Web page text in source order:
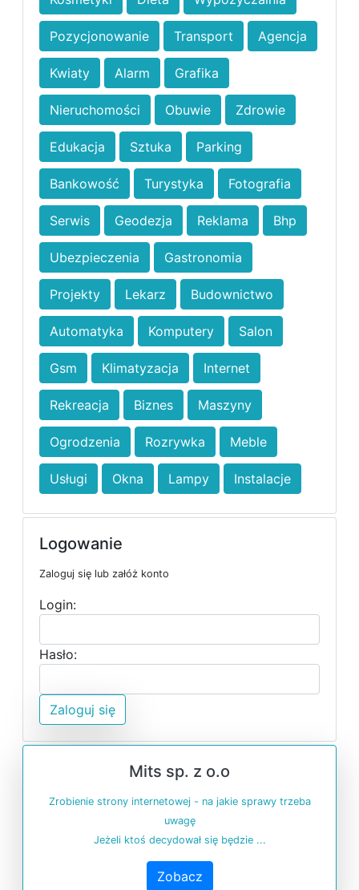
Pozycjonowanie Transport Agencja
Kwiaty Alarm Grafika
Nieruchomości Obuwie Zdrowie
Edukacja Sztuka Parking
Bankowość Turystyka Fotografia
Serwis Geodezja Reklama Bhp
Ubezpieczenia Gastronomia
Projekty Lekarz Budownictwo
Automatyka Komputery Salon
Gsm Klimatyzacja Internet
Rekreacja Biznes Maszyny
Ogrodzenia Rozrywka Meble
Usługi Okna Lampy Instalacje
Logowanie
Zaloguj się lub załóż konto
Login:
Hasło:
Zaloguj się
Mits sp. z o.o
Zrobienie strony internetowej - na jakie sprawy trzeba
uwagę
Jeżeli ktoś decydował się będzie ...
Zobacz